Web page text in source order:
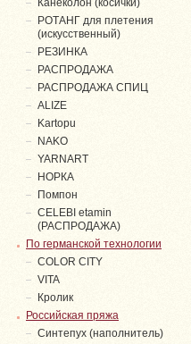
Канеколон (косички)
РОТАНГ для плетения
(искусственный)
PЕЗИНКА
РАСПРОДАЖА
РАСПРОДАЖА СПИЦ
ALIZE
Kartopu
NAKO
YARNART
НОРКА
Помпон
СELEBI etamin
(РАСПРОДАЖА)
По германской технологии
COLOR CITY
VITA
Кролик
Российская пряжа
Синтепух (наполнитель)